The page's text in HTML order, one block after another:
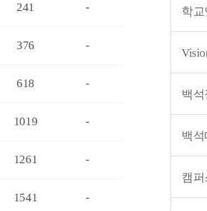
학교
백석
백석
캠퍼
241 -
376 -
618 -
1019 -
1261 -
1541 -